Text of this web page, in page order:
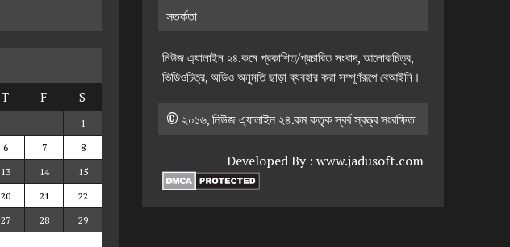
T F S
1
6 7
8
13 14
15
20 21
22
27 28
29
সতর্কতা
নিউজ এ্যালাইন ২৪.কমে প্রকাশিত/প্রচারিত সংবাদ, আলোকচিত্র,
ভিডিওচিত্র, অডিও অনুমতি ছাড়া ব্যবহার করা সম্পূর্ণরূপে বেআইনি।
© ২০১৬, নিউজ এ্যালাইন ২৪.কম কতৃক স্বর্ব স্বত্ত্ব সংরক্ষিত
Developed By : www.jadusoft.com